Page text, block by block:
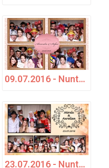
09.07.2016 - Nuntă - Alexandra &amp; Ștefan
23.07.2016 - Nuntă - Mirela & Aurelian